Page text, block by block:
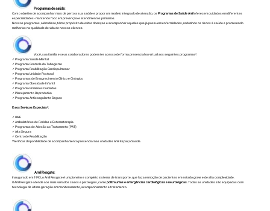
Programas de saúde:
Com o objetivo de acompanhar mais de perto a sua saúde e propor um modelo integrado de atenção, osProgramas de Saúde Amil oferecem cuidados em diferentes
especialidades - mantendo foco em prevenção e atendimentos primários.
Nossos programas, além disso, têm o propósito de evitar doenças e acompanhar aqueles que já possuem enfermidades, reduzindo os riscos à saúde e promovendo
melhorias na qualidade de vida de nossos clientes.
Você, sua família e seus colaboradores podem ter acesso de forma presencial ou virtual aos seguintes programas*:
✓ Programa Saúde Mental
✓ Programa Controle do Tabagismo
✓ Programa Reabilitação Cardiopulmonar
✓ Programa Unidade Postural
✓ Programas de Emagrecimento Clínico e Cirúrgico
✓ Programa Obesidade Infantil
✓ Programa Primeiros Cuidados
✓ Planejamento Reprodutivo
✓ Programa Anticoagulante Seguro
E aos Serviços Especiais*:
✓ UME
✓ Ambulatórios de Feridas e Estomaterapia
✓ Programas de Adesão ao Tratamento (PAT)
✓ Alta Segura
✓ Centro de Reabilitação
*Verificar disponibilidade de acompanhamento presencial nas unidades Amil Espaço Saúde.
Amil Resgate:
Inaugurado em 1993, o Amil Resgate é um pioneiro e completo sistema de transporte, que faz a remoção de pacientes em estado grave e de alta complexidade.
O Amil Resgate atende aos mais variados casos e patologias, comopolitraumas e emergências cardiológicas e neurológicas.Todas as unidades são equipadas com
tecnologia de última geração em monitoramento, acompanhamento e tratamento.